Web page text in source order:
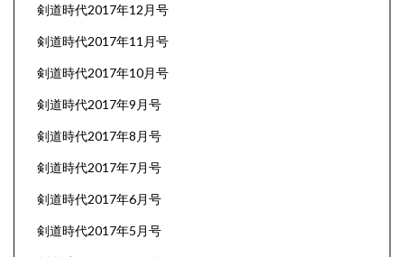
剣道時代2017年12月号
剣道時代2017年11月号
剣道時代2017年10月号
剣道時代2017年9月号
剣道時代2017年8月号
剣道時代2017年7月号
剣道時代2017年6月号
剣道時代2017年5月号